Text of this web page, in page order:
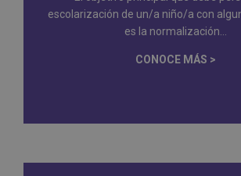
escolarización de un/a niño/a con
es la normalización...
CONOCE MÁS >